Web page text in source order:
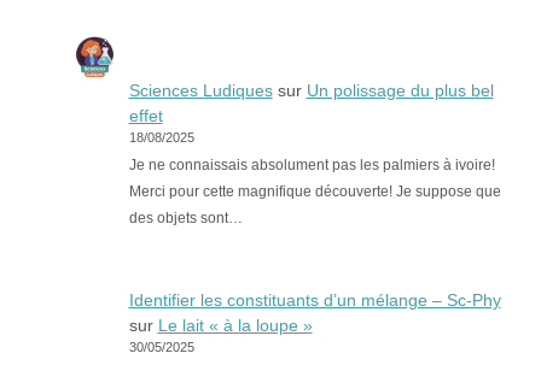
Sciences Ludiquessur Un polissage du plus bel
effet
18/08/2025
Je ne connaissais absolument pas les palmiers à ivoire!
Merci pour cette magnifique découverte! Je suppose que
des objets sont…
Identifier les constituants d’un mélange – Sc-Phy
sur Le lait « à la loupe »
30/05/2025